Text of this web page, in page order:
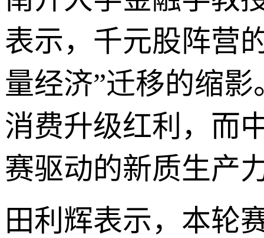
表示，千元股阵营
量经济”迁移的缩
消费升级红利，而
赛驱动的新质生产
田利辉表示，本轮